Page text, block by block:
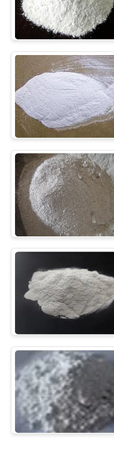
SOLICITAR
UNA CITA
MAPA
DEL
SITIO
POLÍTICA
DE
PRIVACIDAD